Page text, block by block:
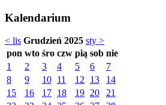
Kalendarium
< lis Grudzień 2025 sty >
pon wto śro czw pią sob nie
1
2 3 4 5 6
7
8
9 10 11 12 13
14
15
16 17 18 19 20
21